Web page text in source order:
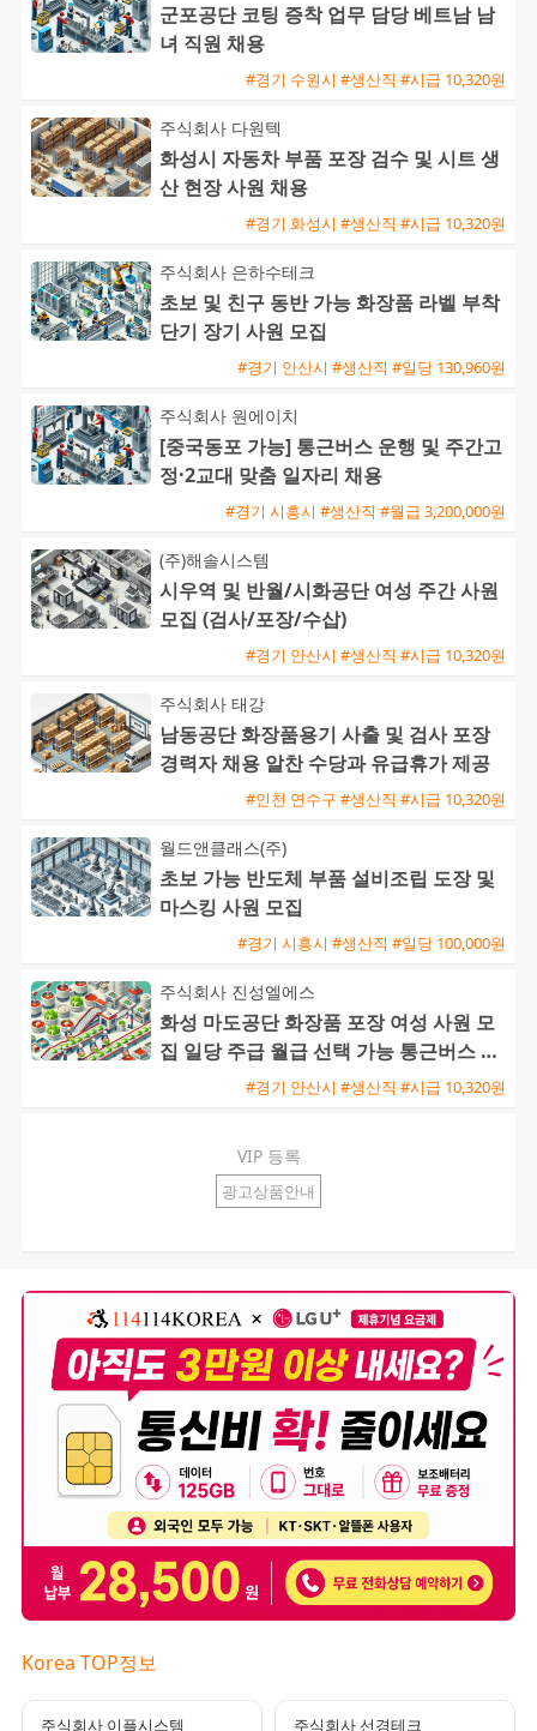
군포공단 코팅 증착 업무 담당 베트남 남
녀 직원 채용
#경기 수원시 #생산직 #시급 10,320원
주식회사 다원텍
화성시 자동차 부품 포장 검수 및 시트 생
산 현장 사원 채용
#경기 화성시 #생산직 #시급 10,320원
주식회사 은하수테크
초보 및 친구 동반 가능 화장품 라벨 부착
단기 장기 사원 모집
#경기 안산시 #생산직 #일당 130,960원
주식회사 원에이치
[중국동포 가능] 통근버스 운행 및 주간고
정·2교대 맞춤 일자리 채용
#경기 시흥시 #생산직 #월급 3,200,000원
(주)해솔시스템
시우역 및 반월/시화공단 여성 주간 사원
모집 (검사/포장/수삽)
#경기 안산시 #생산직 #시급 10,320원
주식회사 태강
남동공단 화장품용기 사출 및 검사 포장
경력자 채용 알찬 수당과 유급휴가 제공
#인천 연수구 #생산직 #시급 10,320원
월드앤클래스(주)
초보 가능 반도체 부품 설비조립 도장 및
마스킹 사원 모집
#경기 시흥시 #생산직 #일당 100,000원
주식회사 진성엘에스
화성 마도공단 화장품 포장 여성 사원 모
집 일당 주급 월급 선택 가능 통근버스 운
#경기 안산시 #생산직 #시급 10,320원
VIP 등록
광고상품안내
Korea TOP정보
주식회사 이플시스템 주식회사 선경테크